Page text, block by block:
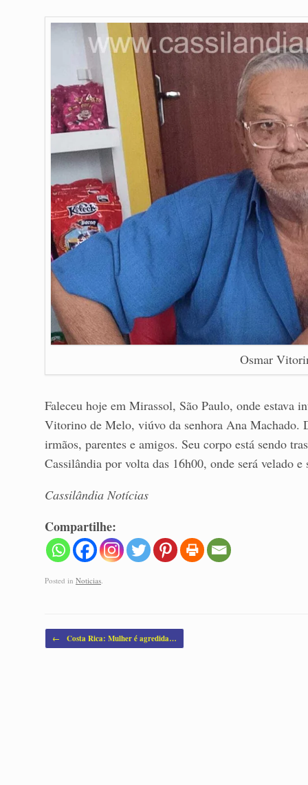
Osmar
Faleceu hoje em Mirassol, São Paulo, onde estava
Vitorino de Melo, viúvo da senhora Ana Machado.
irmãos, parentes e amigos. Seu corpo está sendo
Cassilândia por volta das 16h00, onde será velado
Cassilândia Notícias
Compartilhe:
Posted in Noticias
Post navigation
← Costa Rica: Mulher é agredida…